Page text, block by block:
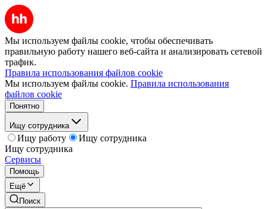
Мы используем файлы cookie, чтобы обеспечивать
правильную работу нашего веб-сайта и анализировать сетевой
трафик.
Правила использования файлов cookie
Мы используем файлы cookie. Правила использования
файлов cookie
Понятно
Ищу сотрудника
Ищу работу
Ищу сотрудника
Ищу сотрудника
Сервисы
Помощь
Ещё
Поиск